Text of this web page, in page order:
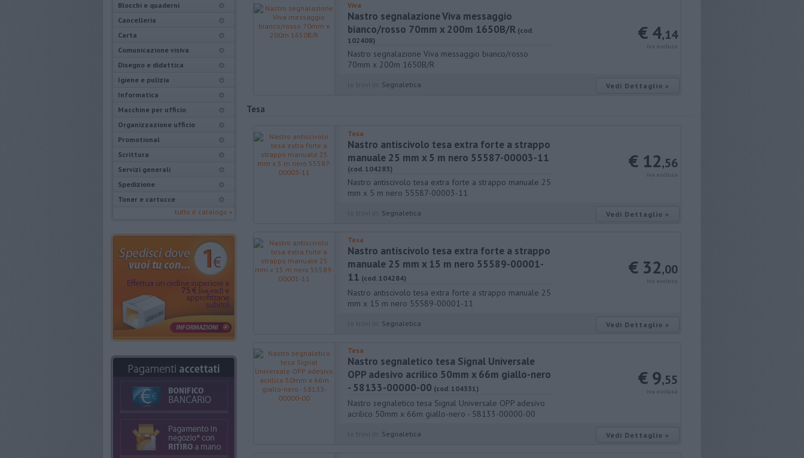
Blocchi e quaderni
Cancelleria
Carta
Comunicazione visiva
Disegno e didattica
Igiene e pulizia
Informatica
Macchine per ufficio
Organizzazione ufficio
Promotional
Scrittura
Servizi generali
Spedizione
Toner e cartucce
tutto il catalogo »
Viva
Nastro segnalazione Viva messaggio
bianco/rosso 70mm x 200m 1650B/R (cod.
102408)
Nastro segnalazione Viva messaggio bianco/rosso
70mm x 200m 1650B/R
€ 4,14
iva esclusa
Segnaletica Vedi Dettaglio »
Tesa
Tesa
Nastro antiscivolo tesa extra forte a strappo
manuale 25 mm x 5 m nero 55587-00003-11
(cod. 104283)
Nastro antiscivolo tesa extra forte a strappo manuale 25
mm x 5 m nero 55587-00003-11
€ 12,56
iva esclusa
Segnaletica Vedi Dettaglio »
Tesa
Nastro antiscivolo tesa extra forte a strappo
manuale 25 mm x 15 m nero 55589-00001-
11 (cod. 104284)
Nastro antiscivolo tesa extra forte a strappo manuale 25
mm x 15 m nero 55589-00001-11
€ 32,00
iva esclusa
Segnaletica Vedi Dettaglio »
Tesa
Nastro segnaletico tesa Signal Universale
OPP adesivo acrilico 50mm x 66m giallo-nero
- 58133-00000-00 (cod. 104331)
Nastro segnaletico tesa Signal Universale OPP adesivo
acrilico 50mm x 66m giallo-nero - 58133-00000-00
€ 9,55
iva esclusa
Segnaletica Vedi Dettaglio »